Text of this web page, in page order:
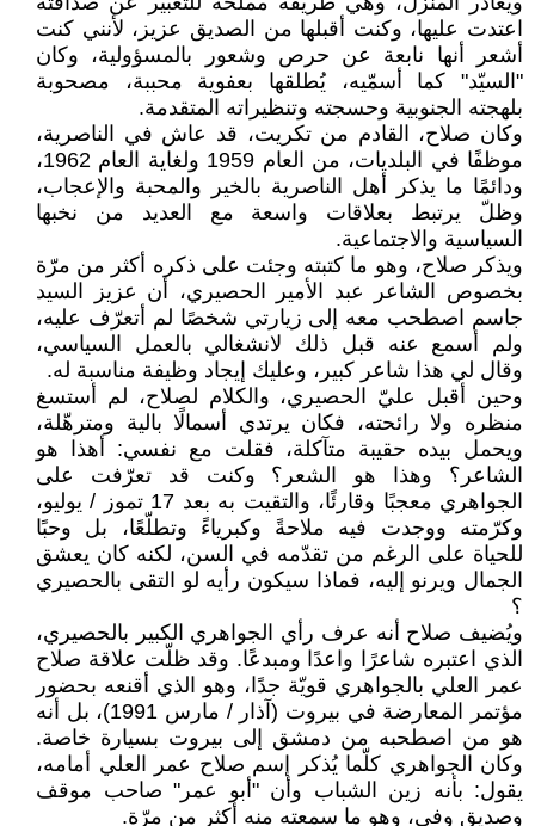
اعتدت عليها، وكنت أقبلها من الصديق عزيز، لأنني كنت
أشعر أنها نابعة عن حرص وشعور بالمسؤولية، وكان
"السيّد" كما أسمّيه، يُطلقها بعفوية محببة، مصحوبة
بلهجته الجنوبية وحسجته وتنظيراته المتقدمة.
وكان صلاح، القادم من تكريت، قد عاش في الناصرية،
موظفًا في البلديات، من العام 1959 ولغاية العام 1962،
ودائمًا ما يذكر أهل الناصرية بالخير والمحبة والإعجاب،
وظلّ يرتبط بعلاقات واسعة مع العديد من نخبها
السياسية والاجتماعية.
ويذكر صلاح، وهو ما كتبته وجئت على ذكره أكثر من مرّة
بخصوص الشاعر عبد الأمير الحصيري، أن عزيز السيد
جاسم اصطحب معه إلى زيارتي شخصًا لم أتعرّف عليه،
ولم أسمع عنه قبل ذلك لانشغالي بالعمل السياسي،
وقال لي هذا شاعر كبير، وعليك إيجاد وظيفة مناسبة له.
وحين أقبل عليّ الحصيري، والكلام لصلاح، لم أستسغ
منظره ولا رائحته، فكان يرتدي أسمالًا بالية ومترهّلة،
ويحمل بيده حقيبة متآكلة، فقلت مع نفسي: أهذا هو
الشاعر؟ وهذا هو الشعر؟ وكنت قد تعرّفت على
الجواهري معجبًا وقارئًا، والتقيت به بعد 17 تموز / يوليو،
وكرّمته ووجدت فيه ملاحةً وكبرياءً وتطلّعًا، بل وحبًا
للحياة على الرغم من تقدّمه في السن، لكنه كان يعشق
الجمال ويرنو إليه، فماذا سيكون رأيه لو التقى بالحصيري
؟
ويُضيف صلاح أنه عرف رأي الجواهري الكبير بالحصيري،
الذي اعتبره شاعرًا واعدًا ومبدعًا. وقد ظلّت علاقة صلاح
عمر العلي بالجواهري قويّة جدًا، وهو الذي أقنعه بحضور
مؤتمر المعارضة في بيروت (آذار / مارس 1991)، بل أنه
هو من اصطحبه من دمشق إلى بيروت بسيارة خاصة.
وكان الجواهري كلّما يُذكر إسم صلاح عمر العلي أمامه،
يقول: بأنه زين الشباب وأن "أبو عمر" صاحب موقف
وصديق وفي، وهو ما سمعته منه أكثر من مرّة.